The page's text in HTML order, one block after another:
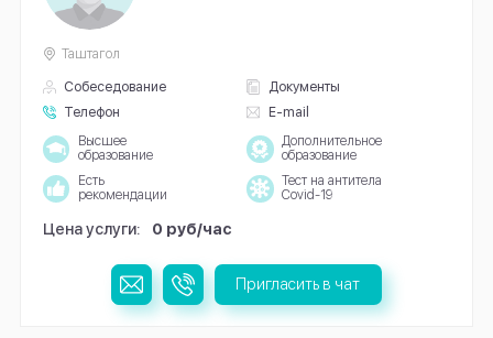
Собеседование
Документы
Телефон
E-mail
Таштагол
Высшее
образование
Дополнительное
образование
Есть
рекомендации
Тест на антитела
Covid-19
Цена услуги: 0 руб/час
Пригласить в чат